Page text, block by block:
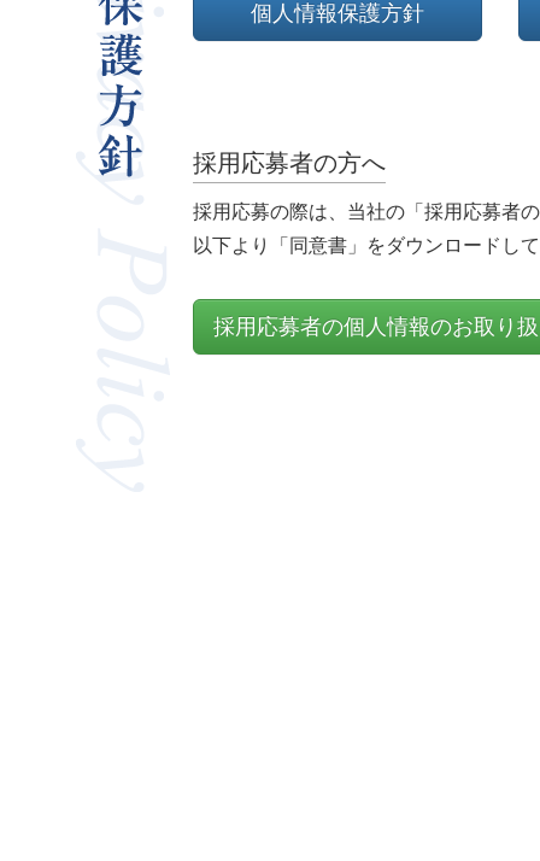
個人情報保護方針
採用応募者の方へ
採用応募の際は、当社の「採用応募者
以下より「同意書」をダウンロードし
採用応募者の個人情報のお取り